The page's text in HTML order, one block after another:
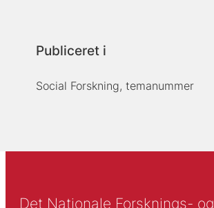
Publiceret i
Social Forskning, temanummer
Det Nationale Forsknings- og